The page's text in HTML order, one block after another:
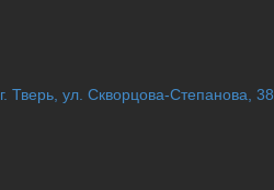
г. Тверь, ул. Скворцова-Степанова, 38